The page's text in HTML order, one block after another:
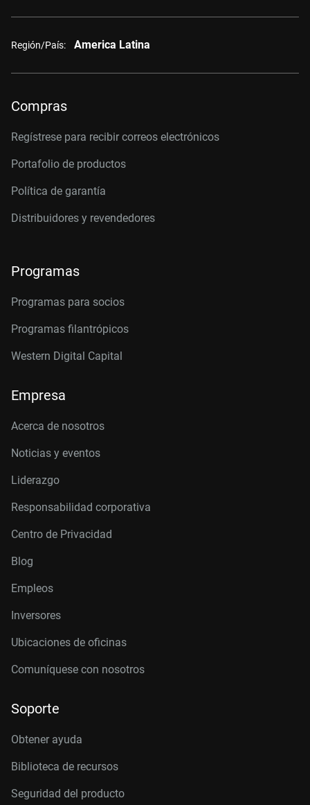
Región/País: America Latina
Compras
Regístrese para recibir correos electrónicos
Portafolio de productos
Política de garantía
Distribuidores y revendedores
Programas
Programas para socios
Programas filantrópicos
Western Digital Capital
Empresa
Acerca de nosotros
Noticias y eventos
Liderazgo
Responsabilidad corporativa
Centro de Privacidad
Blog
Empleos
Inversores
Ubicaciones de oficinas
Comuníquese con nosotros
Soporte
Obtener ayuda
Biblioteca de recursos
Seguridad del producto